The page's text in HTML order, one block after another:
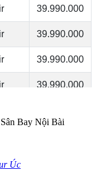
Bay Nội Bài
Úc